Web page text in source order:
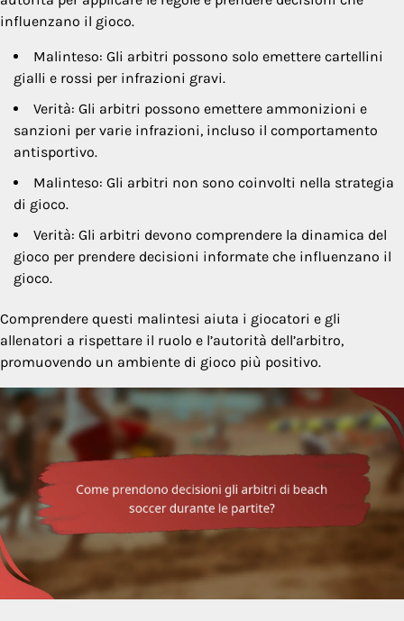
influenzano il gioco.
Malinteso: Gli arbitri possono solo emettere cartellini
gialli e rossi per infrazioni gravi.
Verità: Gli arbitri possono emettere ammonizioni e
sanzioni per varie infrazioni, incluso il comportamento
antisportivo.
Malinteso: Gli arbitri non sono coinvolti nella strategia
di gioco.
Verità: Gli arbitri devono comprendere la dinamica del
gioco per prendere decisioni informate che influenzano il
gioco.
Comprendere questi malintesi aiuta i giocatori e gli
allenatori a rispettare il ruolo e l’autorità dell’arbitro,
promuovendo un ambiente di gioco più positivo.